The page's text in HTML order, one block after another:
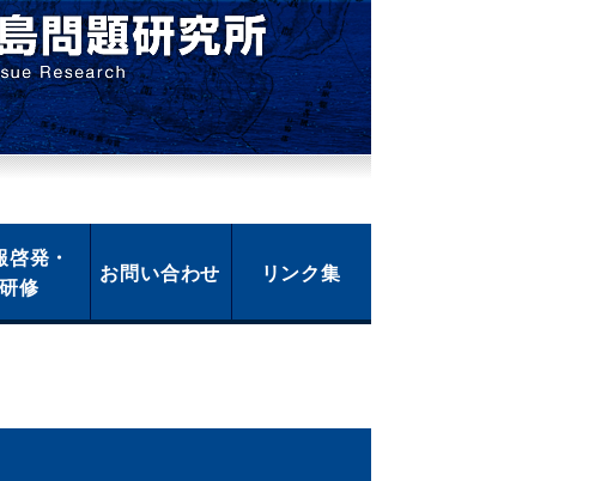
啓発・
研修
お問い合わせ リンク集